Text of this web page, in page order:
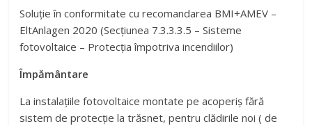
Soluție în conformitate cu recomandarea BMI+AMEV –
EltAnlagen 2020 (Secțiunea 7.3.3.3.5 – Sisteme
fotovoltaice – Protecția împotriva incendiilor)
Împământare
La instalațiile fotovoltaice montate pe acoperiș fără
sistem de protecție la trăsnet, pentru clădirile noi ( de